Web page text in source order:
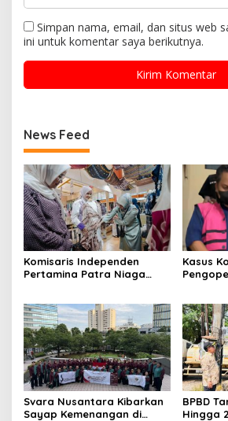
Simpan nama, email, dan situs web
ini untuk komentar saya berikutnya.
News Feed
Komisaris Independen
Pertamina Patra Niaga
Sentuhan Kemanusiaan dan
Keberlanjutan
Kasus
Svara Nusantara Kibarkan
Sayap Kemenangan di
BPBD
Hingga